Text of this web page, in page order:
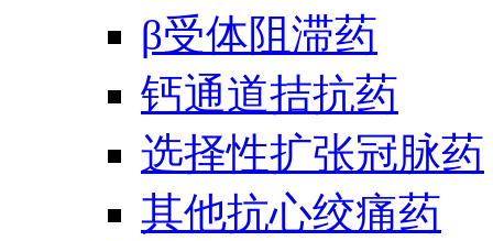
β受体阻滞药
钙通道拮抗药
选择性扩张冠脉药
其他抗心绞痛药